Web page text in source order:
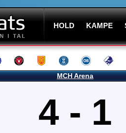
HOLD KAMPE
MCH Arena
4 - 1